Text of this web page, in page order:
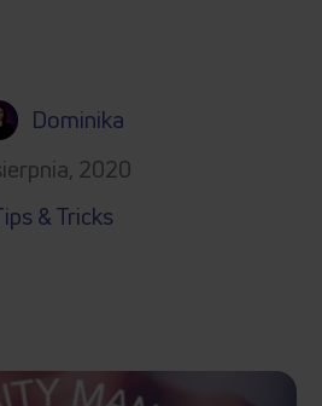
Dominika
2020
& Tricks